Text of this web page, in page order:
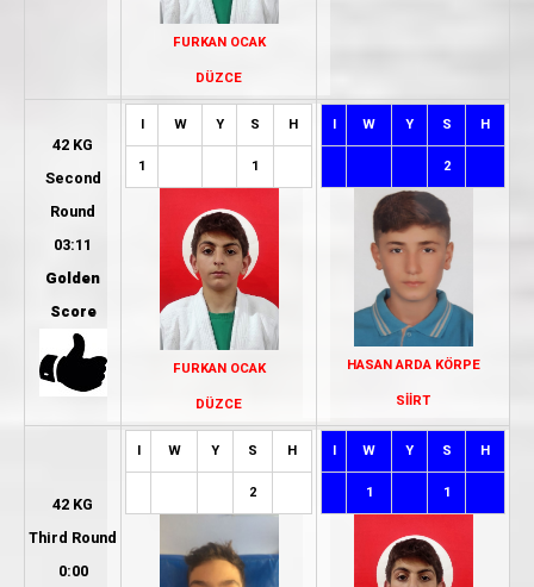
FURKAN OCAK
DÜZCE
42 KG
Second
Round
03:11
Golden
Score
I W Y S H
1 1
FURKAN OCAK
DÜZCE
I W Y S H
2
HASAN ARDA KÖRPE
SİİRT
42 KG
Third Round
0:00
I W Y S H
2
I W Y S H
1 1